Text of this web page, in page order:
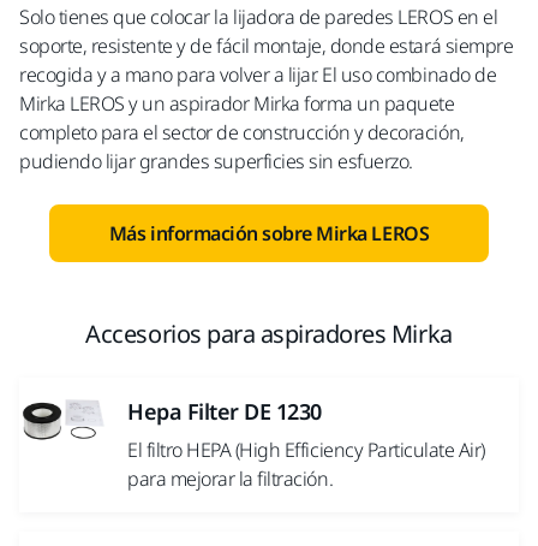
Solo tienes que colocar la lijadora de paredes LEROS en el
soporte, resistente y de fácil montaje, donde estará siempre
recogida y a mano para volver a lijar. El uso combinado de
Mirka LEROS y un aspirador Mirka forma un paquete
completo para el sector de construcción y decoración,
pudiendo lijar grandes superficies sin esfuerzo.
Más información sobre Mirka LEROS
Accesorios para aspiradores Mirka
Hepa Filter DE 1230
El filtro HEPA (High Efficiency Particulate Air)
para mejorar la filtración.